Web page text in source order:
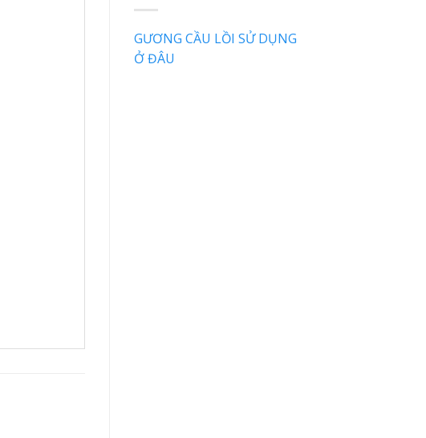
GƯƠNG CẦU LỒI SỬ DỤNG
Ở ĐÂU